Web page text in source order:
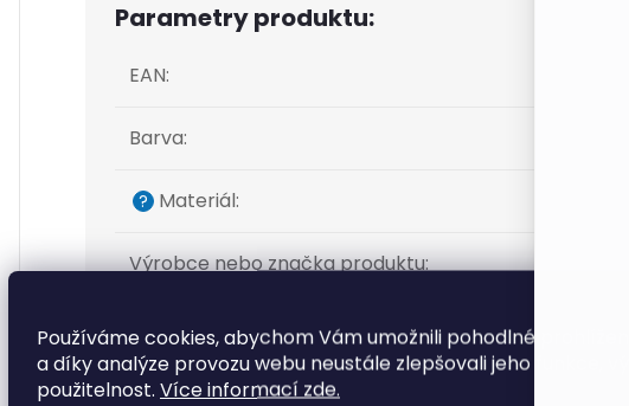
Používáme cookies, abychom Vám umožnili pohodlné prohlížení
a díky analýze provozu webu neustále zlepšovali jeho funkce,
použitelnost. Více informací zde.
Parametry produktu:
EAN:
Barva:
? Materiál:
Výrobce nebo značka produktu:
Návin (m)
Dodává: